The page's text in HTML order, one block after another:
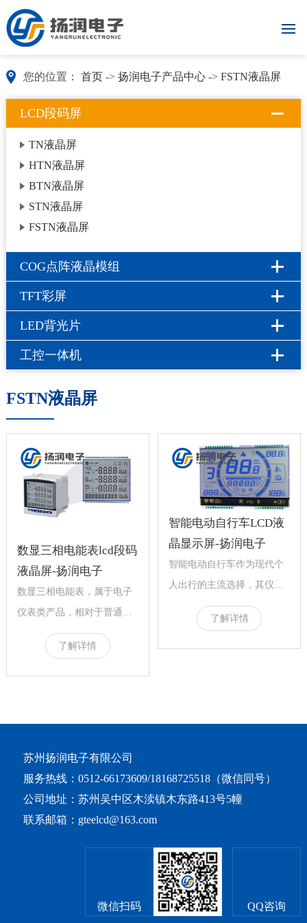
您的位置： 首页-> 扬润电子产品中心-> FSTN液晶屏
LCD段码屏
TN液晶屏
HTN液晶屏
BTN液晶屏
STN液晶屏
FSTN液晶屏
COG点阵液晶模组
TFT彩屏
LED背光片
工控一体机
FSTN液晶屏
数显三相电能表lcd段码
液晶屏-扬润电子
数显三相电能表，属于电子
仪表类产品，相对于普通电
能表而言，价格更高，所配
备的lcd液晶屏也...
了解详情
智能电动自行车LCD液
晶显示屏-扬润电子
智能电动自行车作为现代个
人出行的主流选择，其仪表
盘需要集成显示速度、电
量、里程及智能连接状...
了解详情
苏州扬润电子有限公司
服务热线：0512-66173609/18168725518（微信同号）
公司地址：苏州吴中区木渎镇木东路413号5幢
联系邮箱：gteelcd@163.com
QQ咨询
微信扫码